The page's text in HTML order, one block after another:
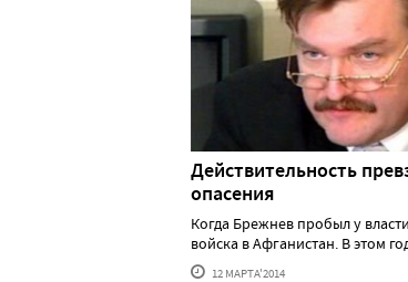
Действительность
опасения
Когда Брежнев пробыл у
войска в Афганистан. В этом
12 МАРТА'2014